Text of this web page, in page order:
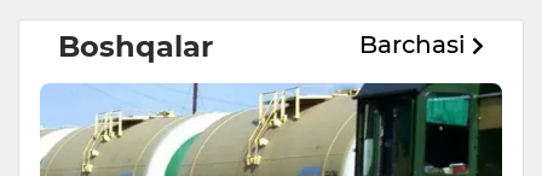
Boshqalar Barchasi